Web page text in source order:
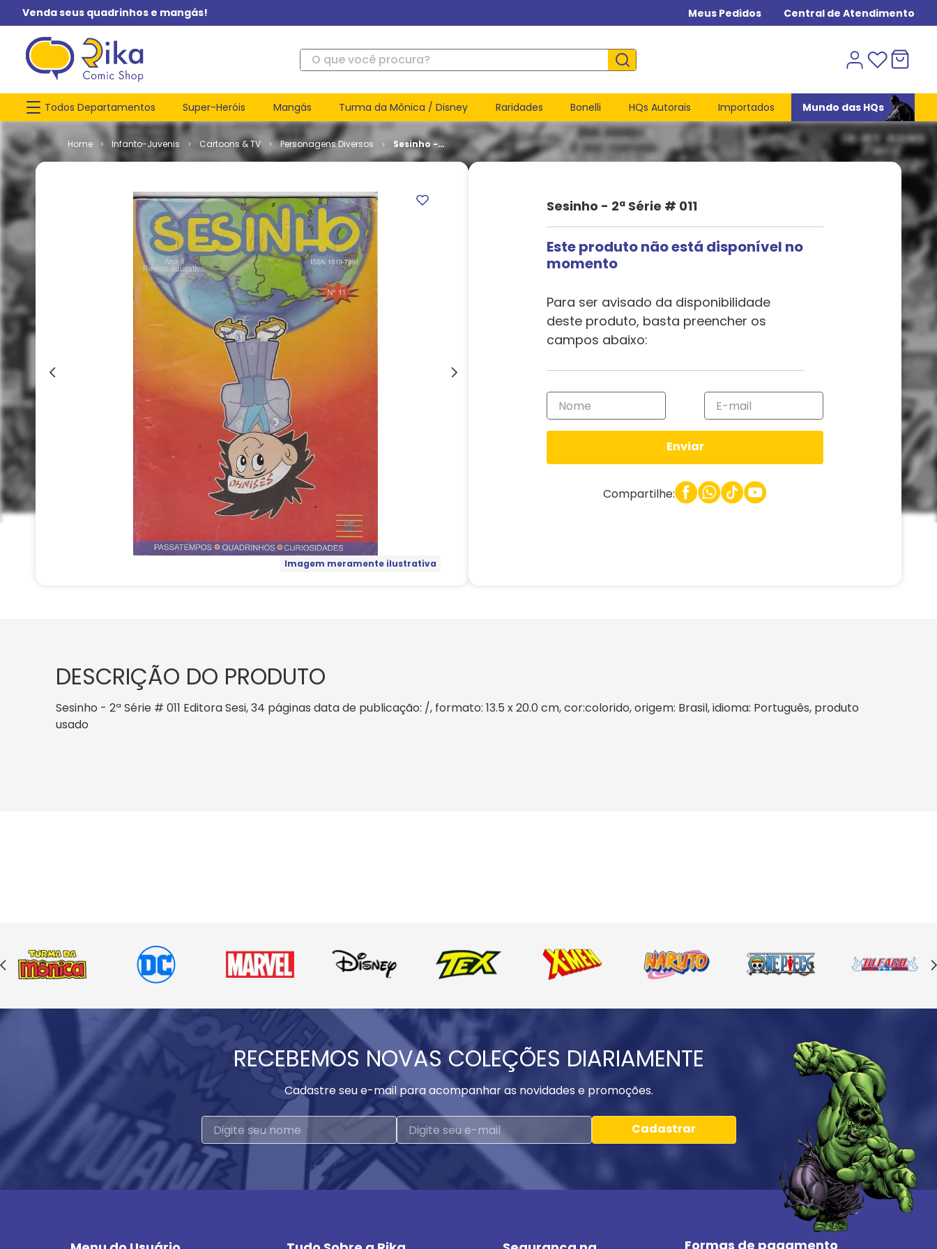
Venda seus quadrinhos e mangás! Meus Pedidos Central de Atendimento
O que você procura?
Todos Departamentos Super-Heróis Mangás Turma da Mônica / Disney Raridades Bonelli HQs Autorais Importados Mundo das HQs
Infanto-Juvenis Cartoons & TV Personagens Diversos
Sesinho -
2ª Série #
Imagem meramente ilustrativa
Sesinho - 2ª Série # 011
Este produto não está disponível no
momento
Para ser avisado da disponibilidade
deste produto, basta preencher os
campos abaixo:
Enviar
Compartilhe:
DESCRIÇÃO DO PRODUTO
Sesinho - 2ª Série # 011 Editora Sesi, 34 páginas data de publicação: /, formato: 13.5 x 20.0 cm, cor:colorido, origem: Brasil, idioma: Português, produto
usado
RECEBEMOS NOVAS COLEÇÕES DIARIAMENTE
Cadastre seu e-mail para acompanhar as novidades e promoções.
Cadastrar
Formas de pagamento